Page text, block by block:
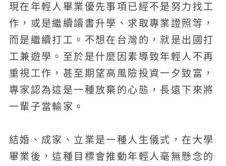
現在年輕人畢業優先事項已經不是努力找工
作，或是繼續讀書升學、求取專業證照等，
而是繼續打工。不想在台灣的，就是出國打
工兼遊學。至於是什麼因素導致年輕人不再
重視工作，甚至期望高風險投資一夕致富，
專家認為這是一種放棄的心態，長遠下來將
一輩子當輸家。
結婚、成家、立業是一種人生儀式，在大學
畢業後，這種目標會推動年輕人毫無懸念的